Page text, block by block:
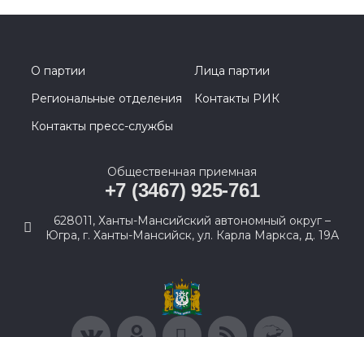
О партии
Лица партии
Региональные отделения
Контакты РИК
Контакты пресс-службы
Общественная приемная
+7 (3467) 925-761
628011, Ханты-Мансийский автономный округ –
Югра, г. Ханты-Мансийск, ул. Карла Маркса, д. 19А